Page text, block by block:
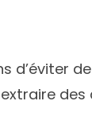
d’éviter